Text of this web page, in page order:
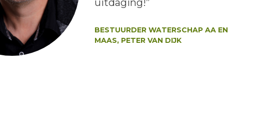
uitdaging!”
BESTUURDER WATERSCHAP AA EN
MAAS, PETER VAN DIJK